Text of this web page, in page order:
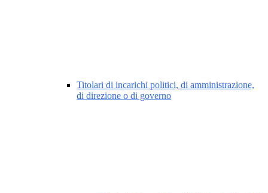
Titolari di incarichi politici, di amministrazione,
di direzione o di governo